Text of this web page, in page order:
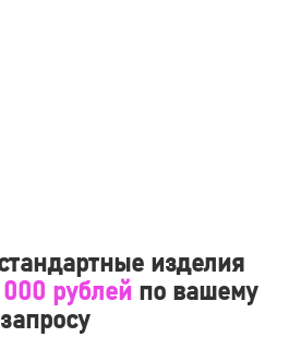
изделия
рублей по вашему
запросу